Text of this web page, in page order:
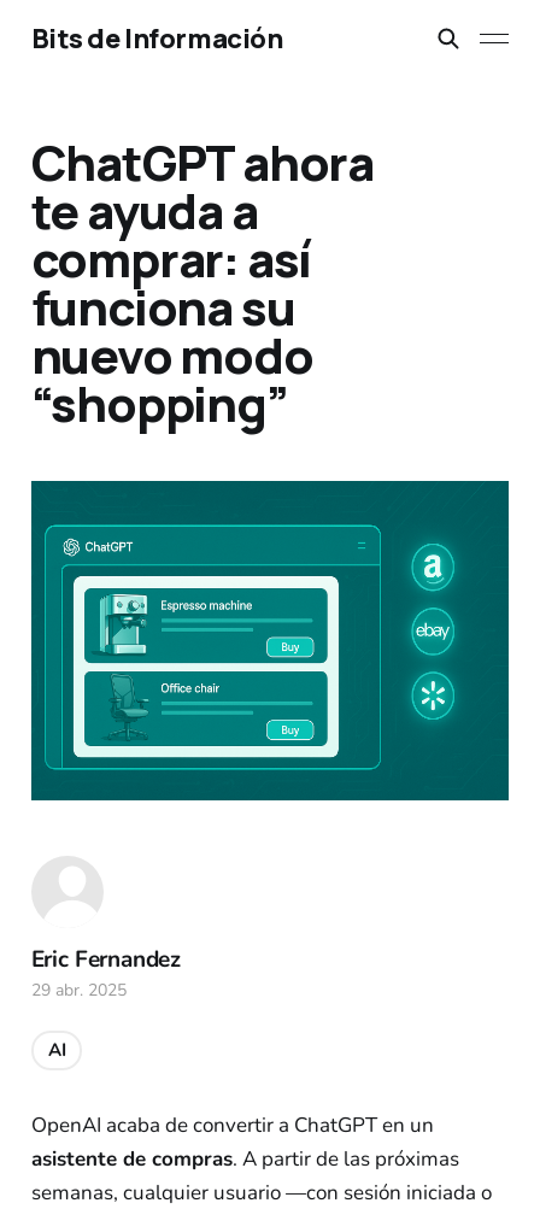
Bits de Información
ChatGPT ahora
te ayuda a
comprar: así
funciona su
nuevo modo
“shopping”
OpenAI acaba de convertir a ChatGPT en un
asistente de compras. A partir de las próximas
semanas, cualquier usuario —con sesión iniciada o
Eric Fernandez
29 abr. 2025
AI